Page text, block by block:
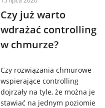
Czy już warto
wdrażać controlling
w chmurze?
Czy rozwiązania chmurowe
wspierające controlling
dojrzały na tyle, że można je
stawiać na jednym poziomie